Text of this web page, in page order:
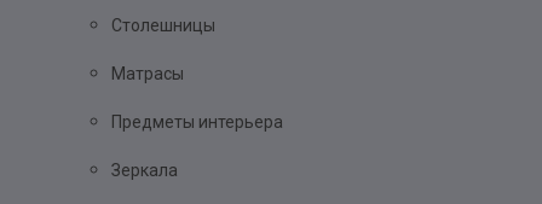
Столешницы
Матрасы
Предметы интерьера
Зеркала